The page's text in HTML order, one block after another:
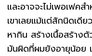
และอาจจะไม่เพอเฟคส
เขาเลยแม้แต่สักนิดเ
หากิน สร้างเนื้อสร้าง
มันผิดที่ผมยังอายุน้อย